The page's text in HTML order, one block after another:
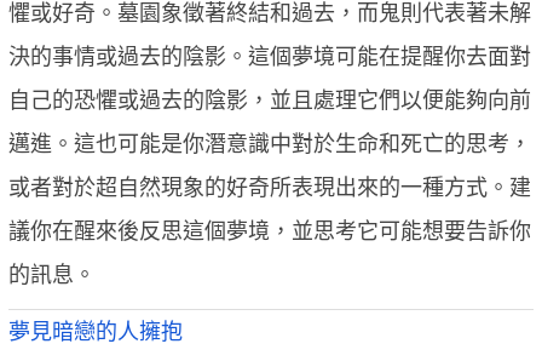
懼或好奇。墓園象徵著終結和過去，而鬼則代表著未解
決的事情或過去的陰影。這個夢境可能在提醒你去面對
自己的恐懼或過去的陰影，並且處理它們以便能夠向前
邁進。這也可能是你潛意識中對於生命和死亡的思考，
或者對於超自然現象的好奇所表現出來的一種方式。建
議你在醒來後反思這個夢境，並思考它可能想要告訴你
的訊息。
夢見暗戀的人擁抱